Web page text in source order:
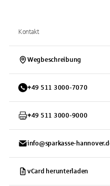
Kontakt
Wegbeschreibung
+49 511 3000-7070
+49 511 3000-9000
info@sparkasse-
vCard herunterladen